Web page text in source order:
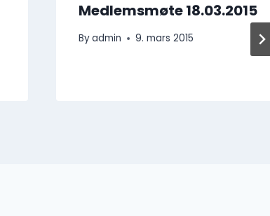
Medlemsmøte 18.03.2015
Byadmin 9. mars 2015